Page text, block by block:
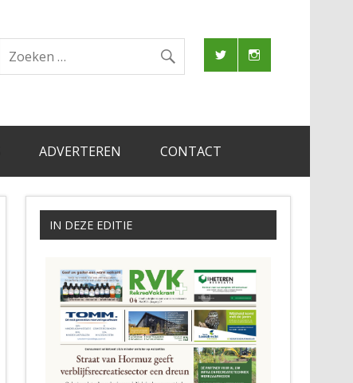
ADVERTEREN CONTACT
IN DEZE EDITIE